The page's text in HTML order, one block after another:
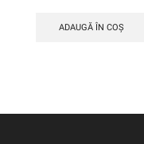
ADAUGĂ ÎN COȘ